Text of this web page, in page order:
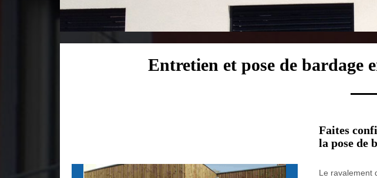
Entretien et pose de bardage
Faites
la pose de
Le ravalement